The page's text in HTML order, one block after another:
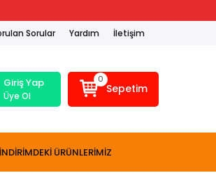
Sorular Yardım İletişim
Giriş Yap
Üye Ol
0
Sepetim
İNDİRİMDEKİ ÜRÜNLERİMİZ